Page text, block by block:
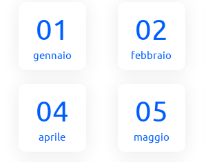
01
gennaio
02
febbraio
04
aprile
05
maggio